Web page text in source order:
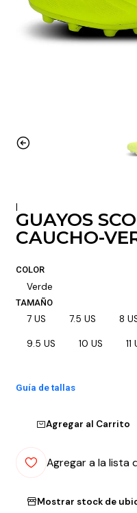
|
GUAYOS
CAUCHO-
COLOR
Verde
TAMAÑO
7 US 7.5 US 8
9.5 US 10 US 11
Guía de tallas
Agregar al Carrito
Agregar a la lista
Mostrar stock de